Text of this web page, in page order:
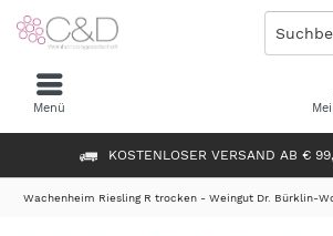
KOSTENLOSER VERSAND AB €
Menü
Wachenheim Riesling R trocken - Weingut Dr. Bürklin-